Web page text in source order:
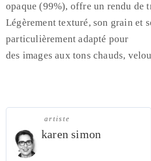
opaque (99%), offre un rendu de
Légèrement texturé, son grain et
particulièrement adapté pour
des images aux tons chauds,
artiste
karen simon